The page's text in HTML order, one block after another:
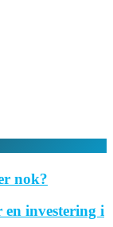
nok?
investering i